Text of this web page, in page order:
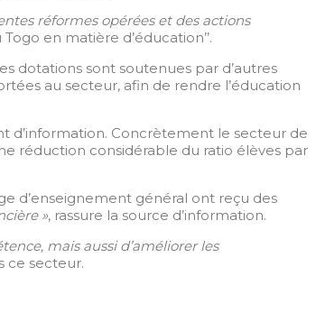
réformes opérées et des actions
en matière d’éducation’’.
dotations sont soutenues par d’autres
au secteur, afin de rendre l’éducation
d’information. Concrètement le secteur de
réduction considérable du ratio élèves par
d’enseignement général ont reçu des
», rassure la source d’information.
mais aussi d’améliorer les
ce secteur.